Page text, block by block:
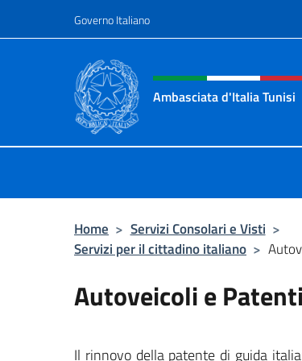
Governo Italiano
Intestazione sito,
Ambasciata d'Italia Tunisi
Home > Servizi Consolari e Visti >
Servizi per il cittadino italiano >
Autoveicoli e
Il rinnovo della patente di guida